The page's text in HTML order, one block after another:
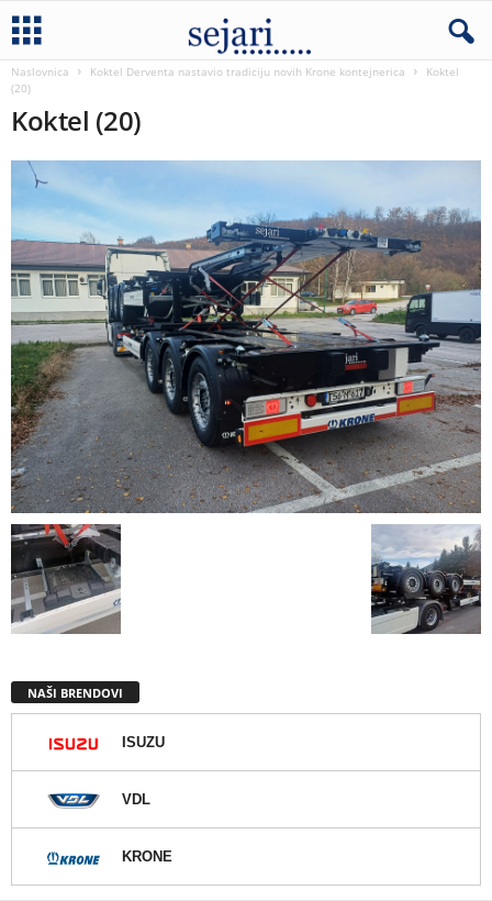
Naslovnica Koktel Derventa nastavio tradiciju novih Krone kontejnerica
Koktel
(20)
Koktel (20)
NAŠI BRENDOVI
ISUZU
VDL
KRONE